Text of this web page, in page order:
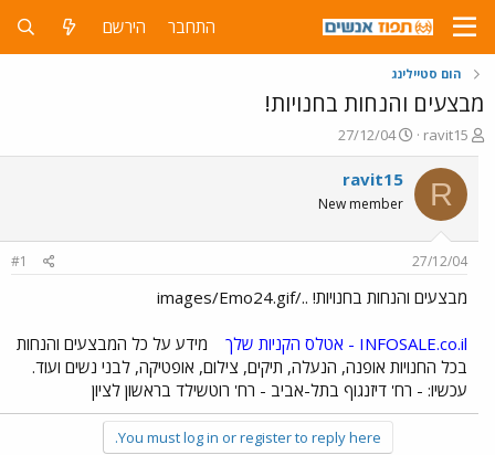
התחבר הירשם
הום סטיילינג
מבצעים והנחות בחנויות!
פ
ו
ת
ח
ה
ש
א
ravit15
פ
ו
ר
ם
ר
27/12/04
R
ravit15
New member
27/12/04
#1
מבצעים והנחות בחנויות! ../images/Emo24.gif
INFOSALE.co.il - אטלס הקניות שלך
מידע על כל המבצעים והנחות
בכל החנויות אופנה, הנעלה, תיקים, צילום, אופטיקה, לבני נשים ועוד.
עכשיו: - רח' דיזנגוף בתל-אביב - רח' רוטשילד בראשון לציון
You must log in or register to reply here.